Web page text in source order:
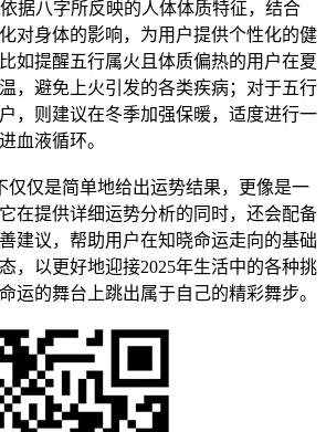
据八字所反映的人体体质特征，结合
对身体的影响，为用户提供个性化的健
如提醒五行属火且体质偏热的用户在夏
，避免上火引发的各类疾病；对于五行
，则建议在冬季加强保暖，适度进行一
血液循环。
仅仅是简单地给出运势结果，更像是一
在提供详细运势分析的同时，还会配备
建议，帮助用户在知晓命运走向的基础
，以更好地迎接2025年生活中的各种挑
运的舞台上跳出属于自己的精彩舞步。